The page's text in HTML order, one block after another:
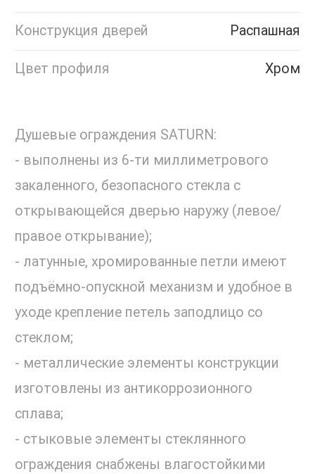
Конструкция дверей Распашная
Цвет профиля Хром
Душевые ограждения SATURN:
- выполнены из 6-ти миллиметрового
закаленного, безопасного стекла с
открывающейся дверью наружу (левое/
правое открывание);
- латунные, хромированные петли имеют
подъёмно-опускной механизм и удобное в
уходе крепление петель заподлицо со
стеклом;
- металлические элементы конструкции
изготовлены из антикоррозионного
сплава;
- стыковые элементы стеклянного
ограждения снабжены влагостойкими